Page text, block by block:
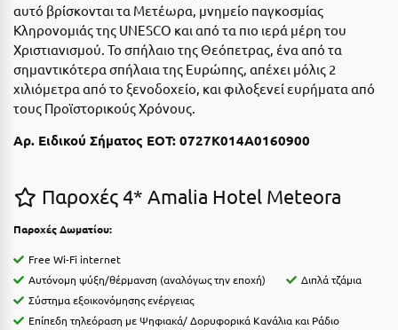
Ηράκλειο
Θ
Θάσος
Ιεράπετρα
Ικαρία
αυτό βρίσκονται τα Μετέωρα, μνημείο παγκοσμίας
Κληρονομιάς της UNESCO και από τα πιο ιερά μέρη του
Χριστιανισμού. Το σπήλαιο της Θεόπετρας, ένα από τα
σημαντικότερα σπήλαια της Ευρώπης, απέχει μόλις 2
χιλιόμετρα από το ξενοδοχείο, και φιλοξενεί ευρήματα από
τους Προϊστορικούς Χρόνους.
Αρ. Ειδικού Σήματος ΕΟΤ: 0727K014A0160900
Παροχές 4* Amalia Hotel Meteora
Παροχές Δωματίου:
Free Wi-Fi internet
Αυτόνομη ψύξη/θέρμανση (αναλόγως την εποχή)
Διπλά τζάμια
Σύστημα εξοικονόμησης ενέργειας
Επίπεδη τηλεόραση με Ψηφιακά/ Δορυφορικά Κανάλια και Ράδιο